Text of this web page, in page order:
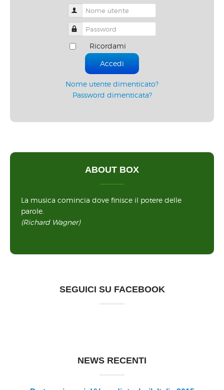
Nome utente
Password
Ricordami
Accedi
Nome utente dimenticato?
Password dimenticata?
ABOUT BOX
La musica comincia dove finisce il potere delle
parole.
(Richard Wagner)
SEGUICI SU FACEBOOK
NEWS RECENTI